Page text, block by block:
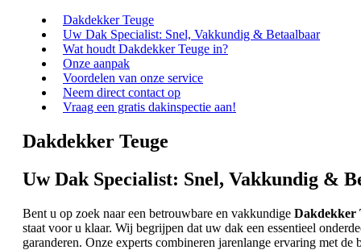
Dakdekker Teuge
Uw Dak Specialist: Snel, Vakkundig & Betaalbaar
Wat houdt Dakdekker Teuge in?
Onze aanpak
Voordelen van onze service
Neem direct contact op
Vraag een gratis dakinspectie aan!
Dakdekker Teuge
Uw Dak Specialist: Snel, Vakkundig &
Bent u op zoek naar een betrouwbare en vakkundige Dakdekker
staat voor u klaar. Wij begrijpen dat uw dak een essentieel
garanderen. Onze experts combineren jarenlange ervaring met de